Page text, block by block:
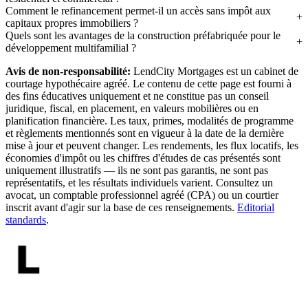
Comment le refinancement permet-il un accès sans impôt aux
capitaux propres immobiliers ?
Quels sont les avantages de la construction préfabriquée pour le
développement multifamilial ?
Avis de non-responsabilité: LendCity Mortgages est un cabinet de
courtage hypothécaire agréé. Le contenu de cette page est fourni à
des fins éducatives uniquement et ne constitue pas un conseil
juridique, fiscal, en placement, en valeurs mobilières ou en
planification financière. Les taux, primes, modalités de programme
et règlements mentionnés sont en vigueur à la date de la dernière
mise à jour et peuvent changer. Les rendements, les flux locatifs, les
économies d'impôt ou les chiffres d'études de cas présentés sont
uniquement illustratifs — ils ne sont pas garantis, ne sont pas
représentatifs, et les résultats individuels varient. Consultez un
avocat, un comptable professionnel agréé (CPA) ou un courtier
inscrit avant d'agir sur la base de ces renseignements. Editorial
standards.